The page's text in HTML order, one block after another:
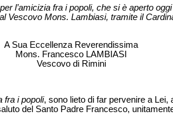
l’amicizia fra i popoli, che si è aperto
Vescovo Mons. Lambiasi, tramite il
A Sua Eccellenza Reverendissima
Mons. Francesco LAMBIASI
Vescovo di Rimini
fra i popoli, sono lieto di far pervenire a Lei,
del Santo Padre Francesco,